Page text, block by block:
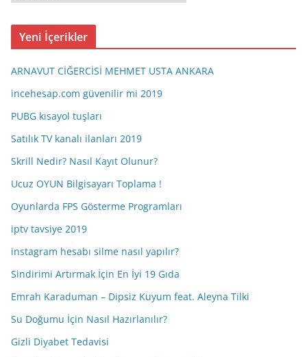
r
ş
Yeni İçerikler
ARNAVUT CİĞERCİSİ MEHMET USTA ANKARA
incehesap.com güvenilir mi 2019
PUBG kısayol tuşları
Satılık TV kanalı ilanları 2019
Skrill Nedir? Nasıl Kayıt Olunur?
Ucuz OYUN Bilgisayarı Toplama !
Oyunlarda FPS Gösterme Programları
iptv tavsiye 2019
instagram hesabı silme nasıl yapılır?
Sindirimi Artırmak İçin En İyi 19 Gıda
Emrah Karaduman – Dipsiz Kuyum feat. Aleyna Tilki
Su Doğumu İçin Nasıl Hazırlanılır?
Gizli Diyabet Tedavisi